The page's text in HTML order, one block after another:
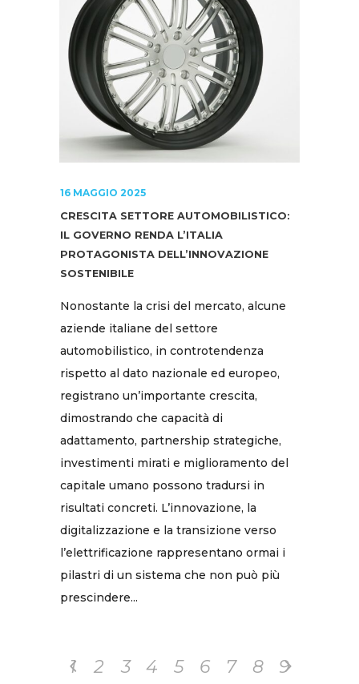
16 MAGGIO 2025
CRESCITA SETTORE AUTOMOBILISTICO:
IL GOVERNO RENDA L’ITALIA
PROTAGONISTA DELL’INNOVAZIONE
SOSTENIBILE
Nonostante la crisi del mercato, alcune
aziende italiane del settore
automobilistico, in controtendenza
rispetto al dato nazionale ed europeo,
registrano un’importante crescita,
dimostrando che capacità di
adattamento, partnership strategiche,
investimenti mirati e miglioramento del
capitale umano possono tradursi in
risultati concreti. L’innovazione, la
digitalizzazione e la transizione verso
l’elettrificazione rappresentano ormai i
pilastri di un sistema che non può più
prescindere...
1 2 3 4 5 6 7 8
9